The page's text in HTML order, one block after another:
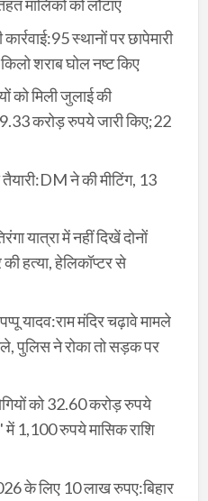
मालिकों को लौटाए
स्थानों पर छापेमारी
शराब घोल नष्ट किए
को मिली जुलाई की
करोड़ रुपये जारी किए;22
ने की मीटिंग, 13
यात्रा में नहीं दिखें दोनों
हत्या, हेलिकॉप्टर से
यादव:राम मंदिर चढ़ावे मामले
पुलिस ने रोका तो सड़क पर
को 32.60 करोड़ रुपये
1,100 रुपये मासिक राशि
के लिए 10 लाख रुपए:बिहार